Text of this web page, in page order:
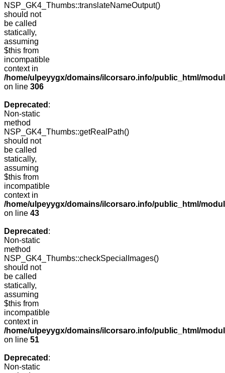
NSP_GK4_Thumbs::translateNameOutput()
should not
be called
statically,
assuming
$this from
incompatible
context in
/home/ulpeyygx/domains/ilcorsaro.info/public_html/
on line 306
Deprecated :
Non-static
method
NSP_GK4_Thumbs::getRealPath()
should not
be called
statically,
assuming
$this from
incompatible
context in
/home/ulpeyygx/domains/ilcorsaro.info/public_html/
on line 43
Deprecated :
Non-static
method
NSP_GK4_Thumbs::checkSpecialImages()
should not
be called
statically,
assuming
$this from
incompatible
context in
/home/ulpeyygx/domains/ilcorsaro.info/public_html/
on line 51
Deprecated :
Non-static